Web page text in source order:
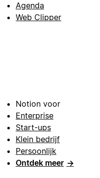
Agenda
Web Clipper
Notion voor
Enterprise
Start-ups
Klein bedrijf
Persoonlijk
Ontdek meer →